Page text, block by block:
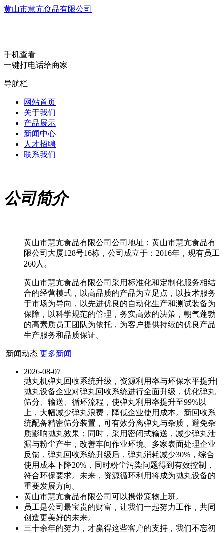
黄山市慧亢食品有限公司
手机查看
一键打电话给商家
导航栏
网站首页
关于我们
产品展示
新闻中心
人才招聘
联系我们
公司简介
黄山市慧亢食品有限公司公司地址：黄山市慧亢食品有
限公司大厦128号16栋，公司成立于：2016年，现有员工
260人。
黄山市慧亢食品有限公司采用标准化和定制化服务相结
合的经营模式，以高品质的产品为立足点，以技术服务
于市场为导向，以先进优良的自动化生产和测试装备为
保障，以科学规范的管理，务实高效的决策，朝气蓬勃
的高素质员工团队为依托，为客户提供持续的优良产品
生产服务和品质保证。
新闻动态 更多新闻
2026-08-07
抛丸机弹丸回收系统升级，资源利用率与环保水平提升|
抛丸设备企业对弹丸回收系统进行全面升级，优化弹丸
筛分、输送、循环流程，使弹丸利用率提升至99%以
上，大幅减少弹丸浪费，降低企业使用成本。新回收系
统配备精密筛分装置，可有效分离弹丸与杂质，避免杂
质影响抛丸效果；同时，采用密闭式输送，减少弹丸泄
漏与粉尘产生，改善车间作业环境。多家表面处理企业
反馈，弹丸回收系统升级后，弹丸消耗减少30%，综合
使用成本下降20%，同时粉尘污染问题得到有效控制，
符合环保要求。未来，资源循环利用将成为抛丸设备的
重要发展方向。
黄山市慧亢食品有限公司可以携带宠物上班。
员工是公司最宝贵的财富，让我们一起努力工作，共同
创造更美好的未来。
三十余年的努力，才赢得这些客户的支持，我们不忘初